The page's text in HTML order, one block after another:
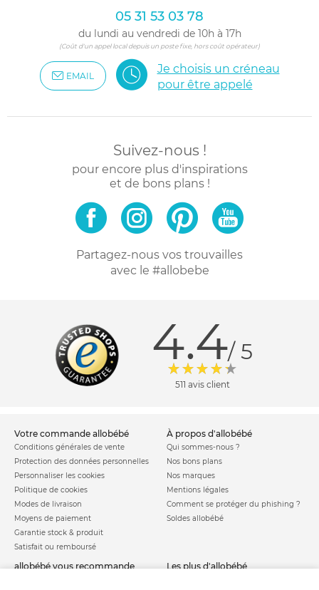
05 31 53 03 78
du lundi au vendredi de 10h à 17h
(Coût d'un appel local depuis un poste fixe, hors coût opérateur)
EMAIL
Je choisis un créneau
pour être appelé
Suivez-nous !
pour encore plus d'inspirations
et de bons plans !
Partagez-nous vos trouvailles
avec le #allobebe
4.4/ 5
511 avis client
votre commande allobébé
Conditions générales de vente
Protection des données personnelles
Personnaliser les cookies
Politique de cookies
Modes de livraison
Moyens de paiement
Garantie stock & produit
Satisfait ou remboursé
à propos d'allobébé
Qui sommes-nous ?
Nos bons plans
Nos marques
Mentions légales
Comment se protéger du phishing ?
Soldes allobébé
allobébé vous recommande les plus d'allobébé